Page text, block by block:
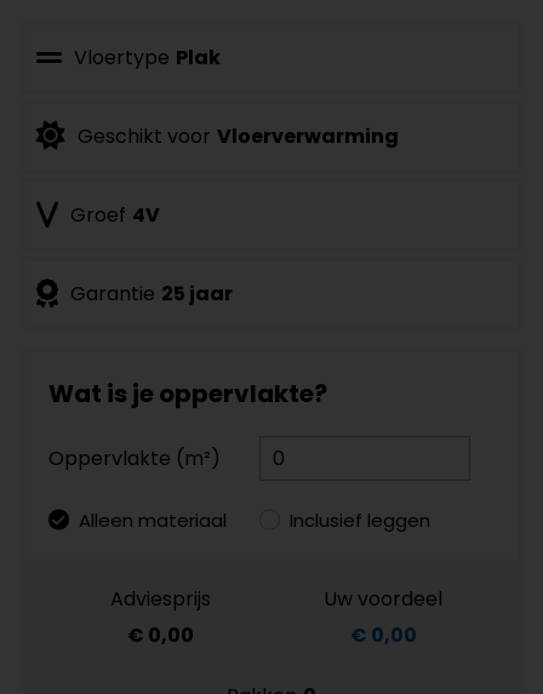
Vloertype Plak
Geschikt voor Vloerverwarming
Groef 4V
Garantie 25 jaar
Wat is je oppervlakte?
Oppervlakte (m²)
Alleen materiaal Inclusief leggen
Adviesprijs
€ 0,00
Uw voordeel
€ 0,00